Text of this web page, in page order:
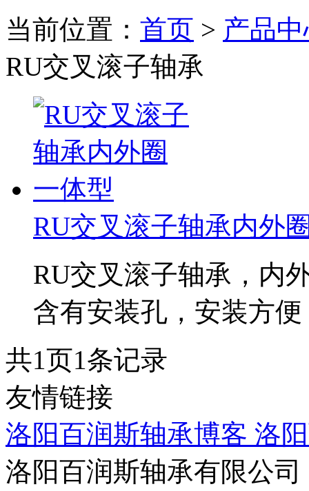
当前位置： 首页 > 产品
RU交叉滚子轴承
RU交叉滚子轴承内外
RU交叉滚子轴承，内
含有安装孔，安装方
共1页1条记录
友情链接
洛阳百润斯轴承博客 洛
洛阳百润斯轴承有限公司